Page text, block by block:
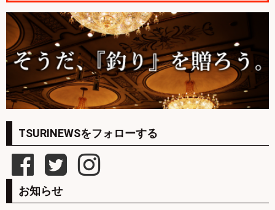
TSURINEWSをフォローする
お知らせ